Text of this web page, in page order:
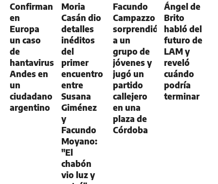
Confirman
en
Europa
un caso
de
hantavirus
Andes en
un
ciudadano
argentino
Moria
Casán dio
detalles
inéditos
del
primer
encuentro
entre
Susana
Giménez
y
Facundo
Moyano:
"El
chabón
vio luz y
Facundo
Campazzo
sorprendió
a un
grupo de
jóvenes y
jugó un
partido
callejero
en una
plaza de
Córdoba
Ángel de
Brito
habló del
futuro de
LAM y
reveló
cuándo
podría
terminar